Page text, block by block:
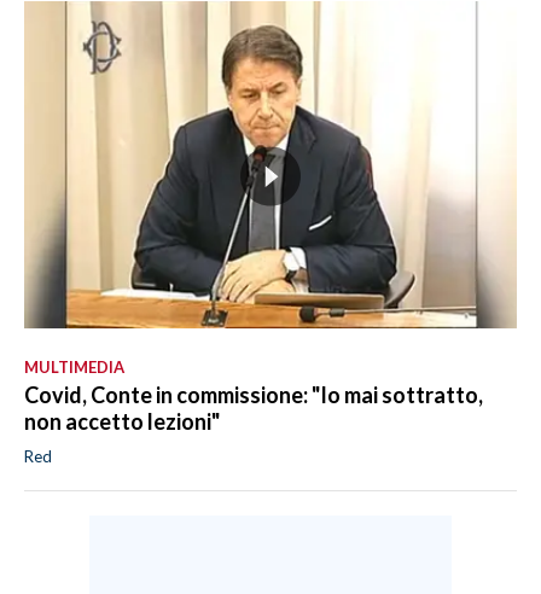
MULTIMEDIA
Covid, Conte in commissione: "Io mai sottratto,
non accetto lezioni"
Red